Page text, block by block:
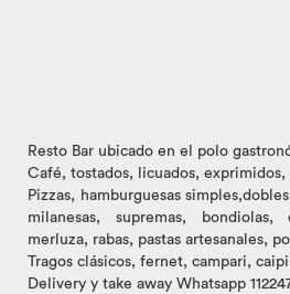
Resto Bar ubicado en el polo
Café, tostados, licuados,
Pizzas, hamburguesas
milanesas, supremas,
merluza, rabas, pastas artesanales,
Tragos clásicos, fernet, campari,
Delivery y take away Whatsapp